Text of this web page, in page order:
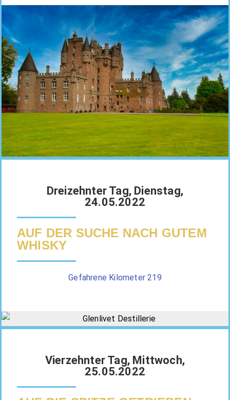
Dreizehnter Tag, Dienstag,
24.05.2022
AUF DER SUCHE NACH GUTEM
WHISKY
Gefahrene Kilometer 219
Vierzehnter Tag, Mittwoch,
25.05.2022